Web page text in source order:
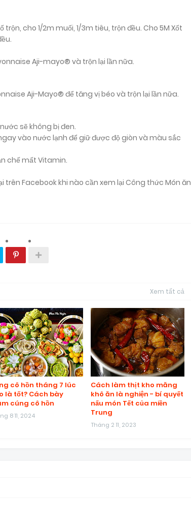
cho 1/2m muối, 1/3m tiêu, trộn đều. Cho 5M Xốt
Aji-mayo® và trộn lại lần nữa.
Aji-Mayo® để tăng vị béo và trộn lại lần nữa.
sẽ không bị đen.
vào nước lạnh để giữ được độ giòn và màu sắc
chế mất Vitamin.
trên Facebook khi nào cần xem lại Công thức Món ăn
Xem tất cả
cô hồn tháng 7 lúc
là tốt? Cách bày
cúng cô hồn
8 11, 2024
Cách làm thịt kho măng
khô ăn là nghiện - bí quyết
nấu món Tết của miền
Trung
Tháng 2 11, 2023